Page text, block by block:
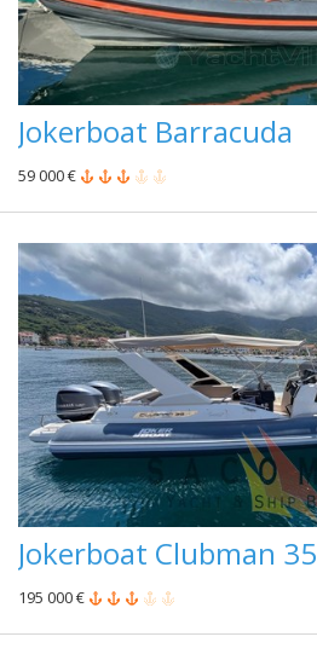
Jokerboat Barracuda
59 000 €
Jokerboat Clubman 35
195 000 €